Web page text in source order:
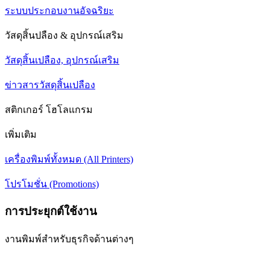
ระบบประกอบงานอัจฉริยะ
วัสดุสิ้นปลือง & อุปกรณ์เสริม
วัสดุสิ้นเปลือง, อุปกรณ์เสริม
ข่าวสารวัสดุสิ้นเปลือง
สติกเกอร์ โฮโลแกรม
เพิ่มเติม
เครื่องพิมพ์ทั้งหมด (All Printers)
โปรโมชั่น (Promotions)
การประยุกต์ใช้งาน
งานพิมพ์สำหรับธุรกิจด้านต่างๆ